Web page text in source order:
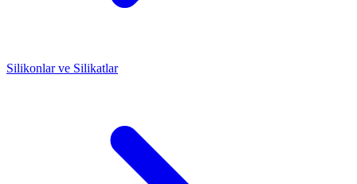
Silikonlar ve Silikatlar